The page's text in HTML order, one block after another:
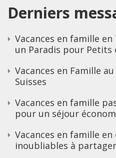
Derniers
Vacances en famille
un Paradis pour Petits
Vacances en Famille
Suisses
Vacances en famille
pour un séjour
Vacances en famille
inoubliables à partager